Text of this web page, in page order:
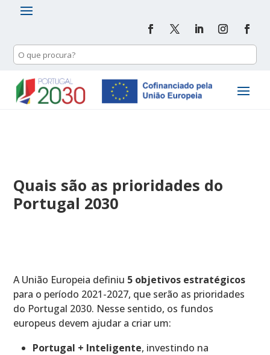
Quais são as prioridades do
Portugal 2030
A União Europeia definiu 5 objetivos estratégicos
para o período 2021-2027, que serão as prioridades
do Portugal 2030. Nesse sentido, os fundos
europeus devem ajudar a criar um:
Portugal + Inteligente, investindo na